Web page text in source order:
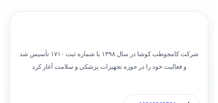
شرکت کامجوطب کوشا در سال ۱۳۹۸ با شماره ثبت ۱۷۱۰ تأسیس شد
و فعالیت خود را در حوزه تجهیزات پزشکی و سلامت آغاز کرد